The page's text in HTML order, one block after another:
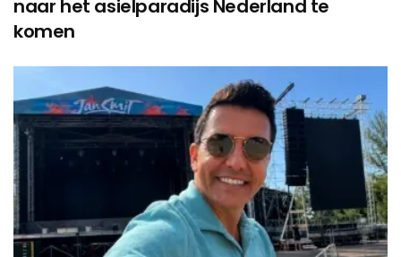
naar het asielparadijs Nederland te
komen